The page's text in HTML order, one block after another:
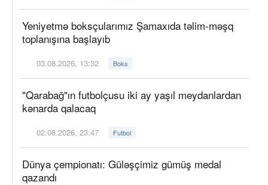
Yeniyetmə boksçularımız Şamaxıda təlim-məşq
toplanışına başlayıb
03.08.2026, 13:32 Boks
"Qarabağ"ın futbolçusu iki ay yaşıl meydanlardan
kənarda qalacaq
02.08.2026, 23:47 Futbol
Dünya çempionatı: Güləşçimiz gümüş medal
qazandı